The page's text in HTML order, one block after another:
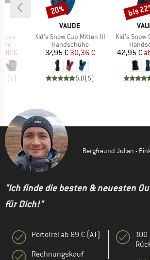
Preis
€
(1)
MARKE
VAUDE
Artikel
Kid's Snow Cup Mitten III
Produktgruppe
Handschuhe
Preis
37,95 € reduzierter Preis
30,36 €
5,0(5)
Rabatt
20%
Artikel
Kid's Snow
42,95 €
Rabatt
bis
Bergfreund Julian -
"Ich finde die besten & neuesten
für Dich!"
Portofrei ab 69 € (AT)
Rechnungskauf
100